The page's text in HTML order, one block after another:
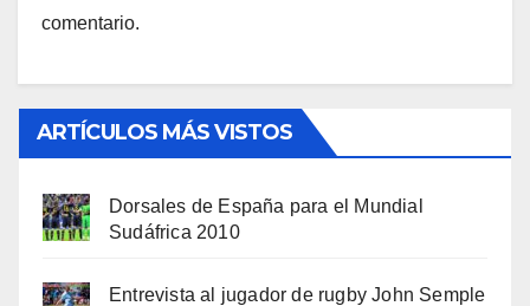
comentario.
ARTÍCULOS MÁS VISTOS
Dorsales de España para el Mundial
Sudáfrica 2010
Entrevista al jugador de rugby John Semple